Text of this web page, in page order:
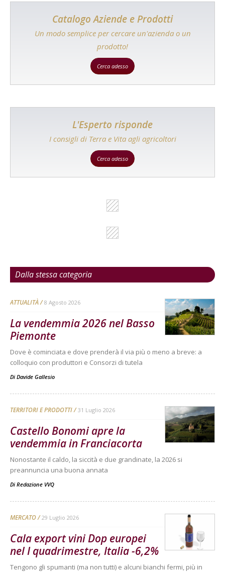
Catalogo Aziende e Prodotti
Un modo semplice per cercare un'azienda o un
prodotto!
Cerca adesso
L'Esperto risponde
I consigli di Terra e Vita agli agricoltori
Cerca adesso
Dalla stessa categoria
ATTUALITÀ 8 Agosto 2026
La vendemmia 2026 nel Basso
Piemonte
Dove è cominciata e dove prenderà il via più o meno a breve: a
colloquio con produttori e Consorzi di tutela
Di Davide Gallesio
TERRITORI E PRODOTTI 31 Luglio 2026
Castello Bonomi apre la
vendemmia in Franciacorta
Nonostante il caldo, la siccità e due grandinate, la 2026 si
preannuncia una buona annata
Di Redazione VVQ
MERCATO 29 Luglio 2026
Cala export vini Dop europei
nel I quadrimestre, Italia -6,2%
Tengono gli spumanti (ma non tutti) e alcuni bianchi fermi, più in